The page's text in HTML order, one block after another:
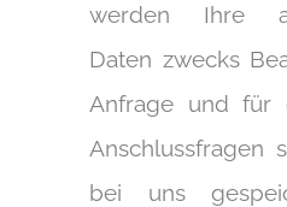
werden Ihre
Daten zwecks
Anfrage und für
Anschlussfragen
bei uns